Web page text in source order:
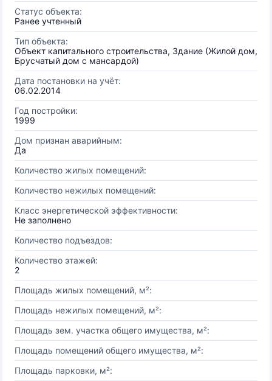
Статус объекта:
Ранее учтенный
Тип объекта:
Объект капитального строительства, Здание (Жилой дом,
Брусчатый дом с мансардой)
Дата постановки на учёт:
06.02.2014
Год постройки:
1999
Дом признан аварийным:
Да
Количество жилых помещений:
Количество нежилых помещений:
Класс энергетической эффективности:
Не заполнено
Количество подъездов:
Количество этажей:
2
Площадь жилых помещений, м²:
Площадь нежилых помещений, м²:
Площадь зем. участка общего имущества, м²:
Площадь помещений общего имущества, м²:
Площадь парковки, м²: